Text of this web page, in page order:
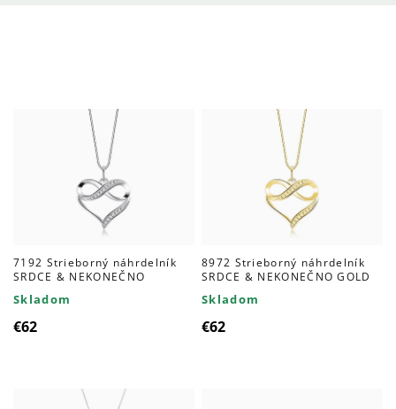
7192 Strieborný náhrdelník
SRDCE & NEKONEČNO
Skladom
€62
8972 Strieborný náhrdelník
SRDCE & NEKONEČNO GOLD
Skladom
€62